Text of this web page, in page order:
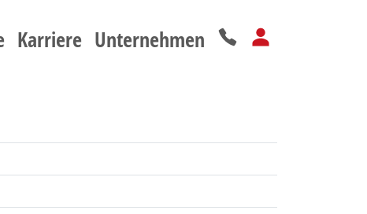
Karriere Unternehmen